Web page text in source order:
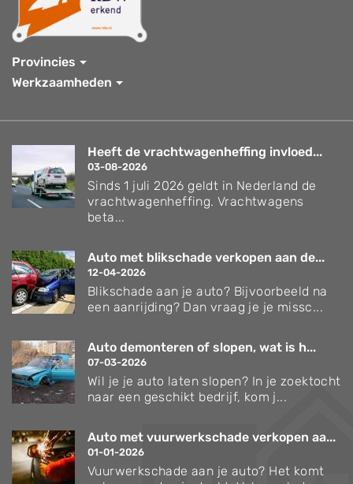
Provincies
Werkzaamheden
Heeft de vrachtwagenheffing invloed...
03-08-2026
Sinds 1 juli 2026 geldt in Nederland de
vrachtwagenheffing. Vrachtwagens
beta...
Auto met blikschade verkopen aan de...
12-04-2026
Blikschade aan je auto? Bijvoorbeeld na
een aanrijding? Dan vraag je je missc...
Auto demonteren of slopen, wat is h...
07-03-2026
Wil je je auto laten slopen? In je zoektocht
naar een geschikt bedrijf, kom j...
Auto met vuurwerkschade verkopen aa...
01-01-2026
Vuurwerkschade aan je auto? Het komt